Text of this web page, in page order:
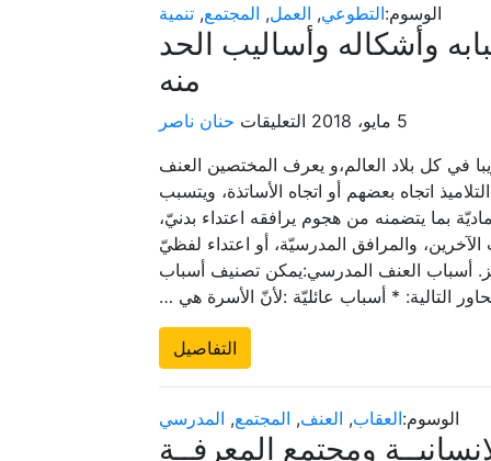
الوسوم:التطوعي, العمل, المجتمع, تنمية
وأشكاله وأساليب الحد
منه
5 مايو، 2018 التعليقات على
المدرسي..أسبابه
وأشكاله
وأساليب
الحد
منه
مغلقة
حنان ناصر
في كل بلاد العالم،و يعرف المختصين العنف
اتجاه بعضهم أو اتجاه الأساتذة، ويتسبب
بما يتضمنه من هجوم يرافقه اعتداء بدنيّ،
والمرافق المدرسيّة، أو اعتداء لفظيّ
أسباب العنف المدرسي:يمكن تصنيف أسباب
التالية: * أسباب عائليّة :لأنّ الأسرة هي …
التفاصيل
الوسوم:العقاب, العنف, المجتمع, المدرسي
ومجتمع المعرفــة